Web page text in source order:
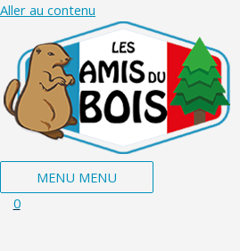
Aller au contenu
MENU MENU
0